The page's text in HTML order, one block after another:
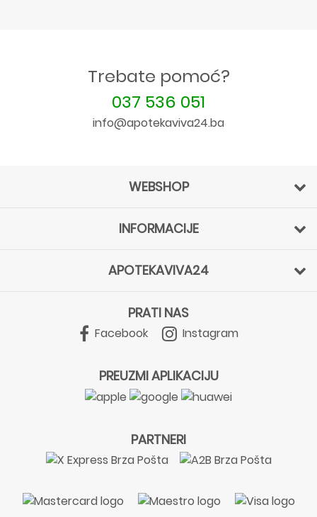
Trebate pomoć?
037 536 051
info@apotekaviva24.ba
WEBSHOP
INFORMACIJE
APOTEKAVIVA24
PRATI NAS
Facebook Instagram
PREUZMI APLIKACIJU
PARTNERI